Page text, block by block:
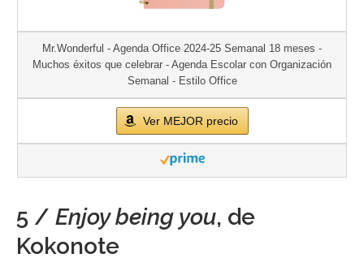
Mr.Wonderful - Agenda Office 2024-25 Semanal 18 meses -
Muchos éxitos que celebrar - Agenda Escolar con Organización
Semanal - Estilo Office
Ver MEJOR precio
5 / Enjoy being you, de
Kokonote